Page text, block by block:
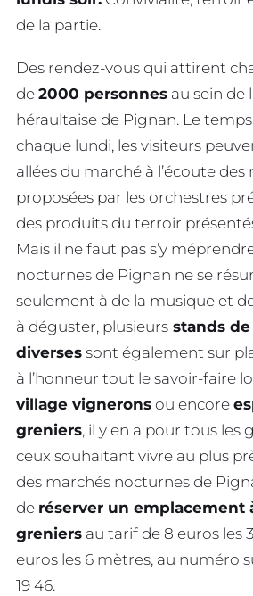
de la partie.
Des rendez-vous qui attirent
de 2000 personnes au sein de
héraultaise de Pignan. Le temps
chaque lundi, les visiteurs
allées du marché à l’écoute des
proposées par les orchestres
des produits du terroir
Mais il ne faut pas s’y
nocturnes de Pignan ne se
seulement à de la musique et
à déguster, plusieurs stands
diverses sont également sur
à l’honneur tout le savoir-faire
village vignerons ou encore
greniers, il y en a pour tous les
ceux souhaitant vivre au plus
des marchés nocturnes de
de réserver un emplacement
greniers au tarif de 8 euros les
euros les 6 mètres, au numéro
19 46.